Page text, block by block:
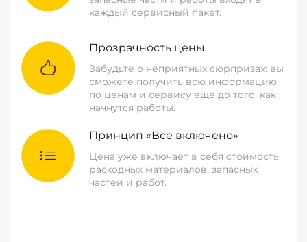
каждый сервисный пакет.
Прозрачность цены
Забудьте о неприятных сюрпризах: вы
сможете получить всю информацию
по ценам и сервису еще до того, как
начнутся работы.
Принцип «Все включено»
Цена уже включает в себя стоимость
расходных материалов, запасных
частей и работ.